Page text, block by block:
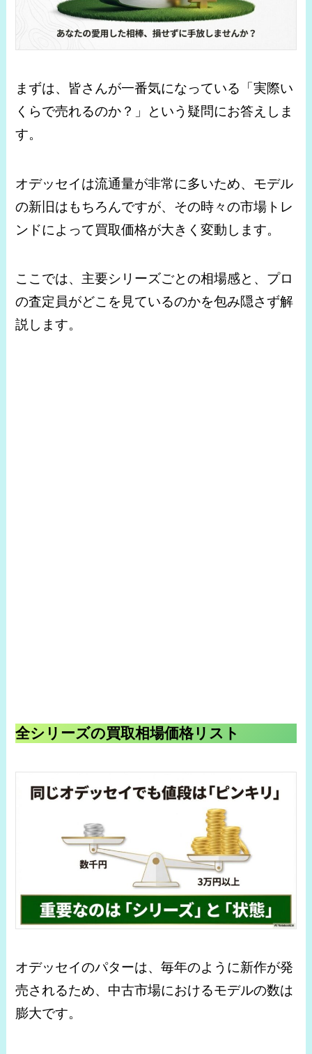
まずは、皆さんが一番気になっている「実際い
くらで売れるのか？」という疑問にお答えしま
す。
オデッセイは流通量が非常に多いため、モデル
の新旧はもちろんですが、その時々の市場トレ
ンドによって買取価格が大きく変動します。
ここでは、主要シリーズごとの相場感と、プロ
の査定員がどこを見ているのかを包み隠さず解
説します。
全シリーズの買取相場価格リスト
オデッセイのパターは、毎年のように新作が発
売されるため、中古市場におけるモデルの数は
膨大です。